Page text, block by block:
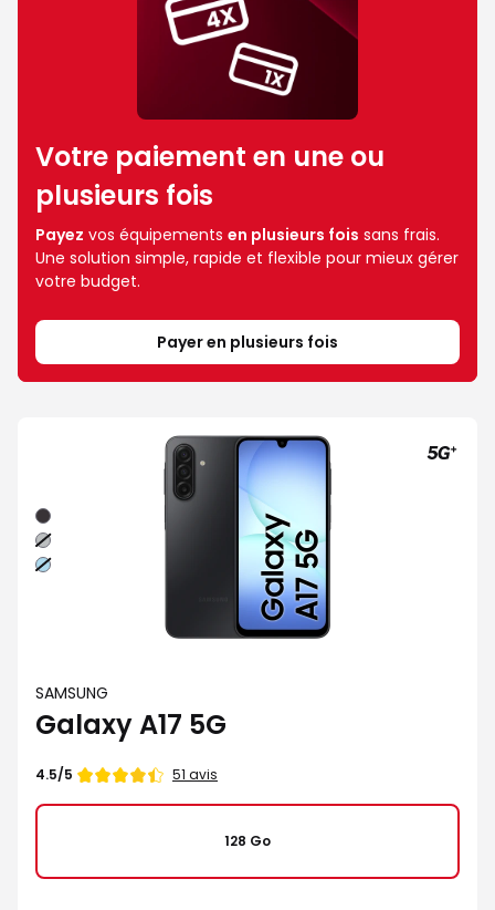
Votre paiement en une ou
plusieurs fois
Payez vos équipements en plusieurs fois sans frais.
Une solution simple, rapide et flexible pour mieux gérer
votre budget.
Payer en plusieurs fois
Noir
Gris
Bleu
SAMSUNG
Galaxy A17 5G
Note
4.5/5 51 avis
128 Go